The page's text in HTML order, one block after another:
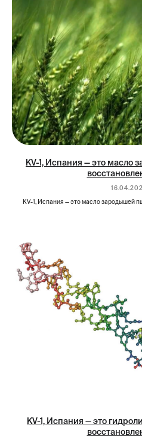
KV-1, Испания — это
KV-1, Испания — это масло зародышей
KV-1, Испания — это
*Facebook/Instagram — проект Meta
деятельность которой в России
Telegram
Instagram
Youtube